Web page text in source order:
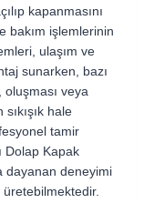
kapanmasını
bakım işlemlerinin
ulaşım ve
sunarken, bazı
veya
hale
tamir
Dolap Kapak
dayanan deneyimi
üretebilmektedir.